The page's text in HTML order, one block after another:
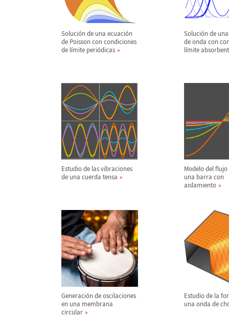
Solución de una ecuación
de Poisson con condiciones
de límite periódicas
Solución de
de onda con
límite
Estudio de las vibraciones
de una cuerda tensa
Modelo del
una barra con
aislamiento
Generación de oscilaciones
en una membrana
circular
Estudio de la
una onda de